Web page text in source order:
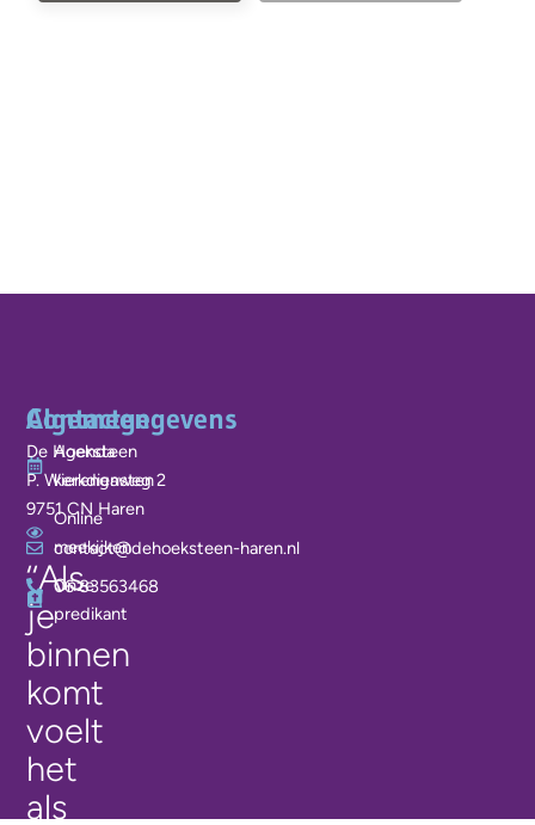
‘‘Als
je
binnen
komt
voelt
het
als
Algemeen
Agenda
kerkdiensten
Online
meekijken
Onze
predikant
Contactgegevens
De Hoeksteen
P. Wierengaweg 2
9751 CN Haren
contact@dehoeksteen-haren.nl
06 83563468